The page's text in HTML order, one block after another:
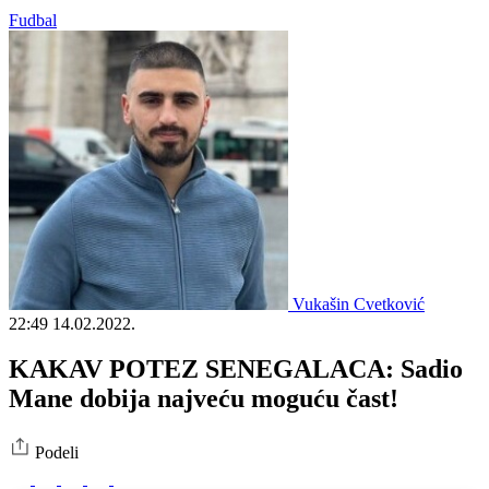
Fudbal
Vukašin Cvetković
22:49 14.02.2022.
KAKAV POTEZ SENEGALACA: Sadio
Mane dobija najveću moguću čast!
Podeli